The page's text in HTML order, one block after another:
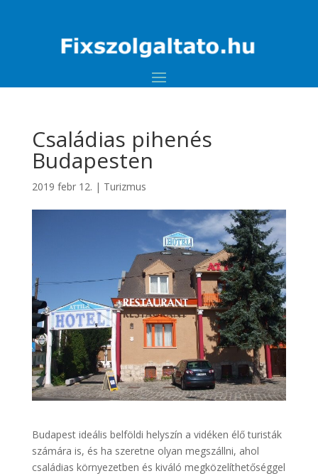
Családias pihenés
Budapesten
2019 febr 12. | Turizmus
Budapest ideális belföldi helyszín a vidéken élő turisták
számára is, és ha szeretne olyan megszállni, ahol
családias környezetben és kiváló megközelíthetőséggel